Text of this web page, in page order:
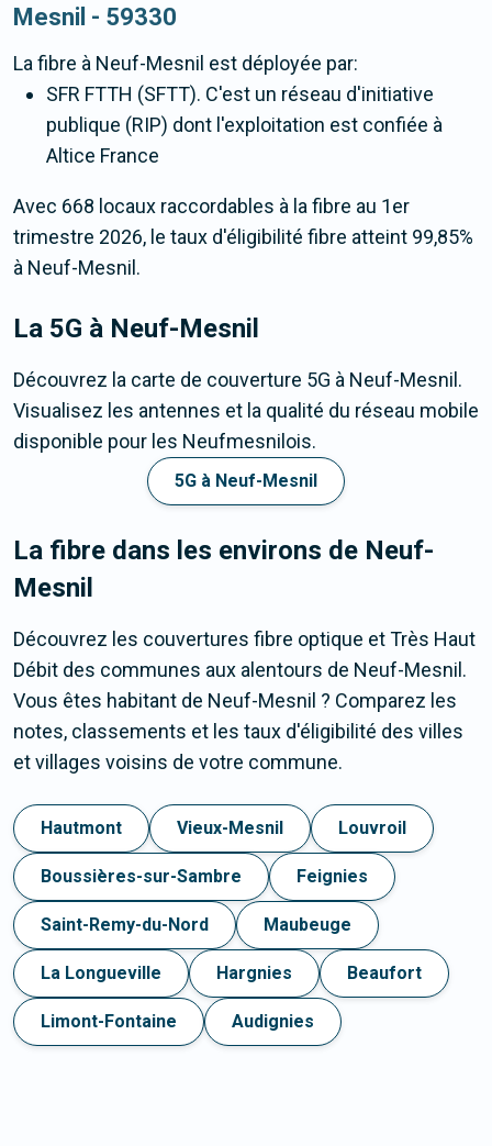
Mesnil - 59330
La fibre à Neuf-Mesnil est déployée par:
SFR FTTH (SFTT). C'est un réseau d'initiative
publique (RIP) dont l'exploitation est confiée à
Altice France
Avec 668 locaux raccordables à la fibre au 1er
trimestre 2026, le taux d'éligibilité fibre atteint 99,85%
à Neuf-Mesnil.
La 5G à Neuf-Mesnil
Découvrez la carte de couverture 5G à Neuf-Mesnil.
Visualisez les antennes et la qualité du réseau mobile
disponible pour les Neufmesnilois.
5G à Neuf-Mesnil
La fibre dans les environs de Neuf-
Mesnil
Découvrez les couvertures fibre optique et Très Haut
Débit des communes aux alentours de Neuf-Mesnil.
Vous êtes habitant de Neuf-Mesnil ? Comparez les
notes, classements et les taux d'éligibilité des villes
et villages voisins de votre commune.
Hautmont Vieux-Mesnil Louvroil
Boussières-sur-Sambre Feignies
Saint-Remy-du-Nord Maubeuge
La Longueville Hargnies Beaufort
Limont-Fontaine Audignies